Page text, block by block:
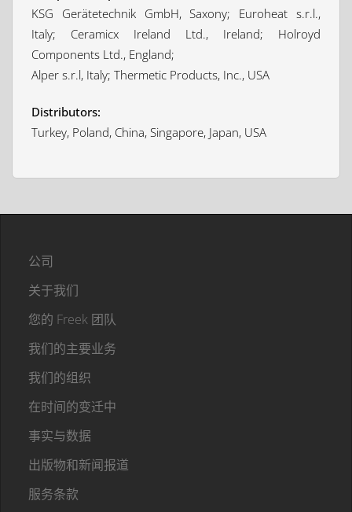
KSG Gerätetechnik GmbH, Saxony; Euroheat s.r.l.,
Italy; Ceramicx Ireland Ltd., Ireland; Holroyd
Components Ltd., England;
Alper s.r.l, Italy; Thermetic Products, Inc., USA
Distributors:
Turkey, Poland, China, Singapore, Japan, USA
公司
关于我们
您的 Freek 团队
我们的主要业务
我们的组织
在时间的变迁中
事实与数据
出版物和新闻报道
服务条款